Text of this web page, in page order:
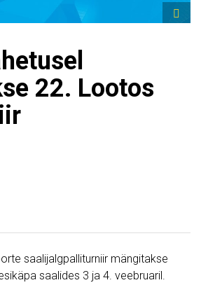
22. Lootos
saalijalgpalliturniir mängitakse
saalides 3 ja 4. veebruaril.